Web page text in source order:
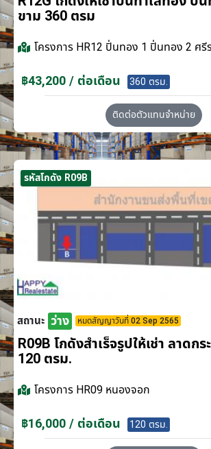
ขาม 360 ตรม
โครงการ HR12 ปิ่นทอง 1 ปิ่นทอง 2 ศรี
฿43,200 / ต่อเดือน 360 ตรม.
ติดต่อตัวแทนจำหน่าย
รหัสโกดัง R09B
สถานะ ว่าง หมดสัญญาวันที่ 02 Sep 2565
R09B โกดังสำเร็จรูปให้เช่า ลาดก
120 ตรม.
โครงการ HR09 หนองจอก
฿16,000 / ต่อเดือน 120 ตรม.